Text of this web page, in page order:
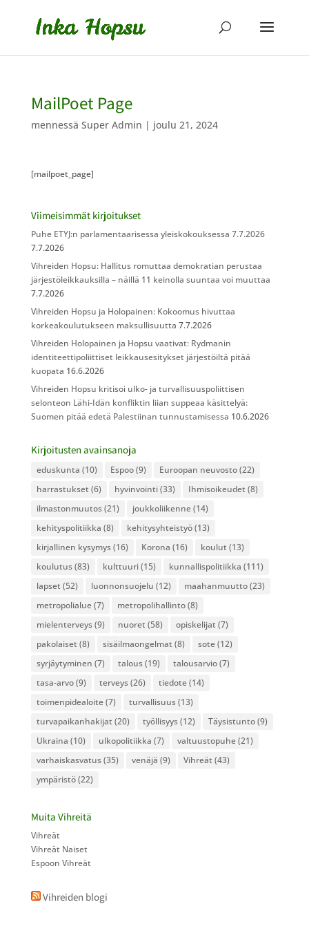
MailPoet Page
mennessä Super Admin | joulu 21, 2024
[mailpoet_page]
Viimeisimmät kirjoitukset
Puhe ETYJ:n parlamentaarisessa yleiskokouksessa 7.7.2026
7.7.2026
Vihreiden Hopsu: Hallitus romuttaa demokratian perustaa
järjestöleikkauksilla – näillä 11 keinolla suuntaa voi muuttaa
7.7.2026
Vihreiden Hopsu ja Holopainen: Kokoomus hivuttaa
korkeakoulutukseen maksullisuutta 7.7.2026
Vihreiden Holopainen ja Hopsu vaativat: Rydmanin
identiteettipoliittiset leikkausesitykset järjestöiltä pitää
kuopata 16.6.2026
Vihreiden Hopsu kritisoi ulko- ja turvallisuuspoliittisen
selonteon Lähi-Idän konfliktin liian suppeaa käsittelyä:
Suomen pitää edetä Palestiinan tunnustamisessa 10.6.2026
Kirjoitusten avainsanoja
eduskunta (10) Espoo(9) Euroopan neuvosto(22)
harrastukset (6) hyvinvointi(33) Ihmisoikeudet (8)
ilmastonmuutos(21) joukkoliikenne(14)
kehityspolitiikka (8) kehitysyhteistyö(13)
kirjallinen kysymys(16) Korona (16) koulut (13)
koulutus(83) kulttuuri(15) kunnallispolitiikka (111)
lapset (52) luonnonsuojelu (12) maahanmuutto(23)
metropolialue(7) metropolihallinto(8)
mielenterveys(9) nuoret (58) opiskelijat (7)
pakolaiset (8) sisäilmaongelmat (8) sote(12)
syrjäytyminen (7) talous(19) talousarvio(7)
tasa-arvo(9) terveys(26) tiedote(14)
toimenpidealoite(7) turvallisuus(13)
turvapaikanhakijat (20) työllisyys(12) Täysistunto(9)
Ukraina (10) ulkopolitiikka (7) valtuustopuhe(21)
varhaiskasvatus(35) venäjä (9) Vihreät (43)
ympäristö(22)
Muita Vihreitä
Vihreät
Vihreät Naiset
Espoon Vihreät
Vihreiden blogi